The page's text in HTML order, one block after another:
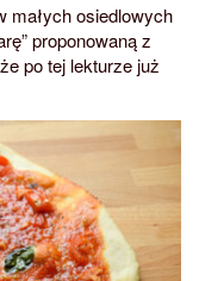
małych osiedlowych
proponowaną z
po tej lekturze już